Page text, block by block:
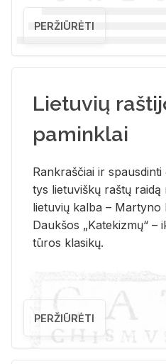
PERŽIŪRĖTI
Lietuvių
paminklai
Rank­raš­čiai ir
tys lie­tu­viš­kų raš­tų
lie­tu­vių kal­ba –
Dauk­šos „Ka­te­kiz­mų“
tū­ros kla­si­kų.
PERŽIŪRĖTI